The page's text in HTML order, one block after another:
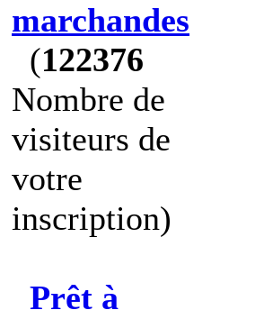
marchandes
(122376
Nombre de
visiteurs de
votre
inscription)
Prêt à